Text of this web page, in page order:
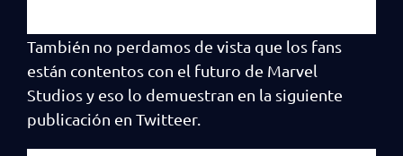
También no perdamos de vista que los fans
están contentos con el futuro de Marvel
Studios y eso lo demuestran en la siguiente
publicación en Twitteer.